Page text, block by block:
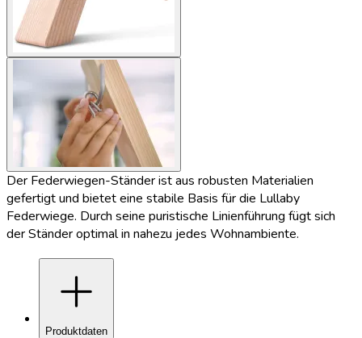
Der Federwiegen-Ständer ist aus robusten Materialien
gefertigt und bietet eine stabile Basis für die Lullaby
Federwiege. Durch seine puristische Linienführung fügt sich
der Ständer optimal in nahezu jedes Wohnambiente.
add
Produktdaten